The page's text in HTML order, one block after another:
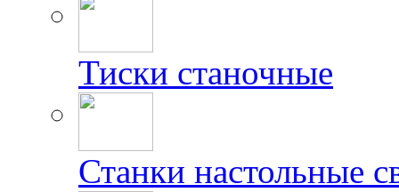
Тиски станочные
Станки настольные